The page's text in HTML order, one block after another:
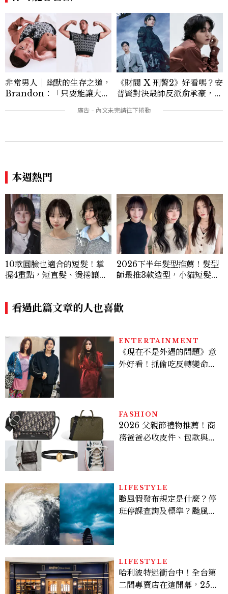
非常男人｜幽默的生存之道，
Brandon：「只要能讓大家
讓敵人成為朋友。」
《財閥 X 刑警2》好看嗎？安
普賢對決最帥反派俞承豪，鄭
卡，用錢輾壓罪犯的陳利手回
本週熱門
10款圓臉也適合的短髮！掌
握4重點，短直髮、燙捲讓臉
2026下半年髮型推薦！髮型
師最推3款造型，小貓短髮、
看過此篇文章的人也喜歡
ENTERTAINMENT
《現在不是外遇的問題》意
外好看！抓偷吃反轉變命
看點懶人包
FASHION
2026 父親節禮物推薦！商
務爸爸必收皮件、包款與鞋
LIFESTYLE
颱風假發布規定是什麼？停
班停課查詢及標準？颱風假
LIFESTYLE
哈利波特迷衝台中！全台第
二間專賣店在這開幕，25週